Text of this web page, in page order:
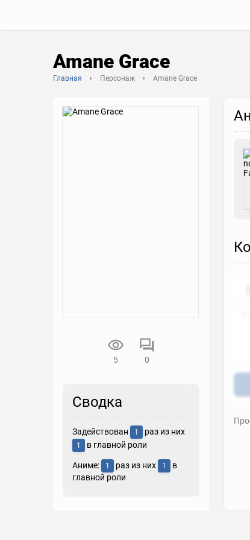
Amane Grace
Главная Персонаж Amane Grace
5 0
Сводка
Задействован 1 раз из них
1 в главной роли
Аниме: 1 раз из них 1
в
главной роли